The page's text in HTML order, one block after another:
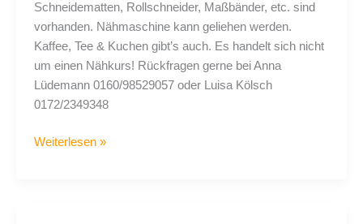
Schneidematten, Rollschneider, Maßbänder, etc. sind
vorhanden. Nähmaschine kann geliehen werden.
Kaffee, Tee & Kuchen gibt’s auch. Es handelt sich nicht
um einen Nähkurs! Rückfragen gerne bei Anna
Lüdemann 0160/98529057 oder Luisa Kölsch
0172/2349348
Weiterlesen »